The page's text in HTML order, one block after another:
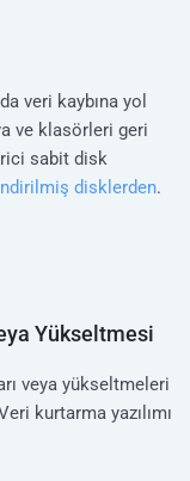
veri kaybına yol
ve klasörleri geri
sabit disk
disklerden.
Yükseltmesi
veya yükseltmeleri
kurtarma yazılımı